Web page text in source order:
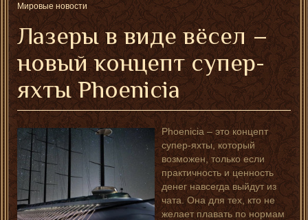
Мировые новости
Лазеры в виде вёсел –
новый концепт супер-
яхты Phoenicia
Phoenicia – это концепт
супер-яхты, который
возможен, только если
практичность и ценность
денег навсегда выйдут из
чата. Она для тех, кто не
желает плавать по нормам